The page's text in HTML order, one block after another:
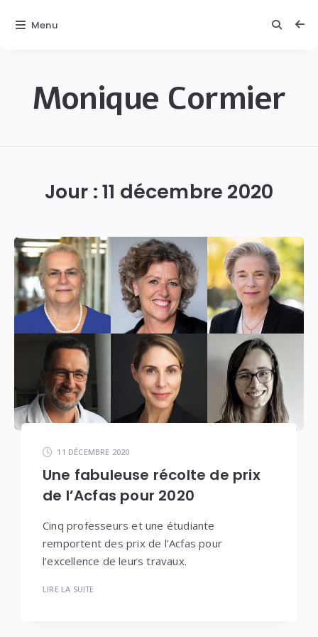
Monique Cormier
Jour :11 décembre 2020
11 DÉCEMBRE 2020
Une fabuleuse récolte de prix
de l’Acfas pour 2020
Cinq professeurs et une étudiante
remportent des prix de l’Acfas pour
l’excellence de leurs travaux.
LIRE LA SUITE
Menu